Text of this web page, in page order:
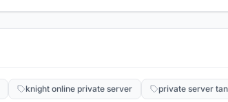
knight online private server private server